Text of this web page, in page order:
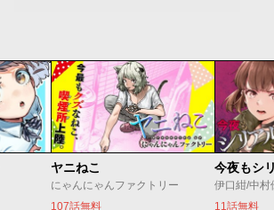
ヤニねこ
にゃんにゃんファクトリー
107話無料
伊口紺/中村
11話無料